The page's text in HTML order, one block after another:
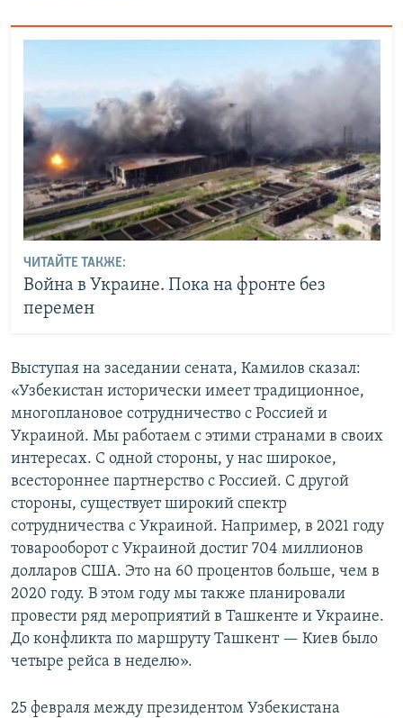
ЧИТАЙТЕ ТАКЖЕ:
Война в Украине. Пока на фронте без
перемен
Выступая на заседании сената, Камилов сказал:
«Узбекистан исторически имеет традиционное,
многоплановое сотрудничество с Россией и
Украиной. Мы работаем с этими странами в своих
интересах. С одной стороны, у нас широкое,
всестороннее партнерство с Россией. С другой
стороны, существует широкий спектр
сотрудничества с Украиной. Например, в 2021 году
товарооборот с Украиной достиг 704 миллионов
долларов США. Это на 60 процентов больше, чем в
2020 году. В этом году мы также планировали
провести ряд мероприятий в Ташкенте и Украине.
До конфликта по маршруту Ташкент — Киев было
четыре рейса в неделю».
25 февраля между президентом Узбекистана